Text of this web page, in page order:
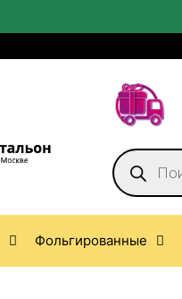
Фольгированные